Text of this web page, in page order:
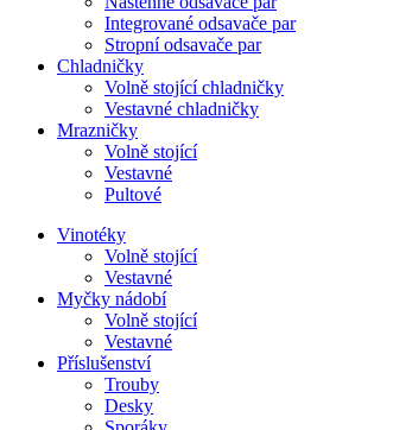
Integrované odsavače par
Stropní odsavače par
Chladničky
Volně stojící chladničky
Vestavné chladničky
Mrazničky
Volně stojící
Vestavné
Pultové
Vinotéky
Volně stojící
Vestavné
Myčky nádobí
Volně stojící
Vestavné
Příslušenství
Trouby
Desky